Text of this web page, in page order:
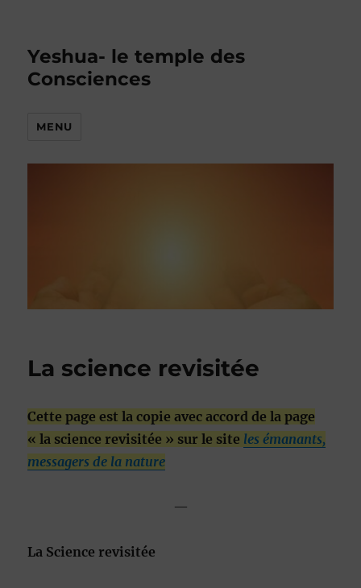
Yeshua- le temple des
Consciences
MENU
La science revisitée
Cette page est la copie avec accord de la page
« la science revisitée » sur le site les émanants,
messagers de la nature
—
La Science revisitée